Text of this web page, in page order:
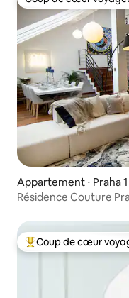
Coup de cœur
Appartement ⋅ Praha 1
Résidence Couture
Coups de cœur
Coup de cœur